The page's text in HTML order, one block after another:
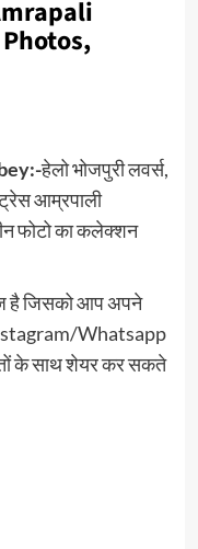
हेलो भोजपुरी लवर्स,
आम्रपाली
फोटो का कलेक्शन
है जिसको आप अपने
Whatsapp
के साथ शेयर कर सकते